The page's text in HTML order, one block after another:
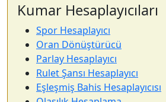
Kumar Hesaplayıcıları
Spor Hesaplayıcı
Oran Dönüştürücü
Parlay Hesaplayıcı
Rulet Şansı Hesaplayıcı
Eşleşmiş Bahis Hesaplayıcısı